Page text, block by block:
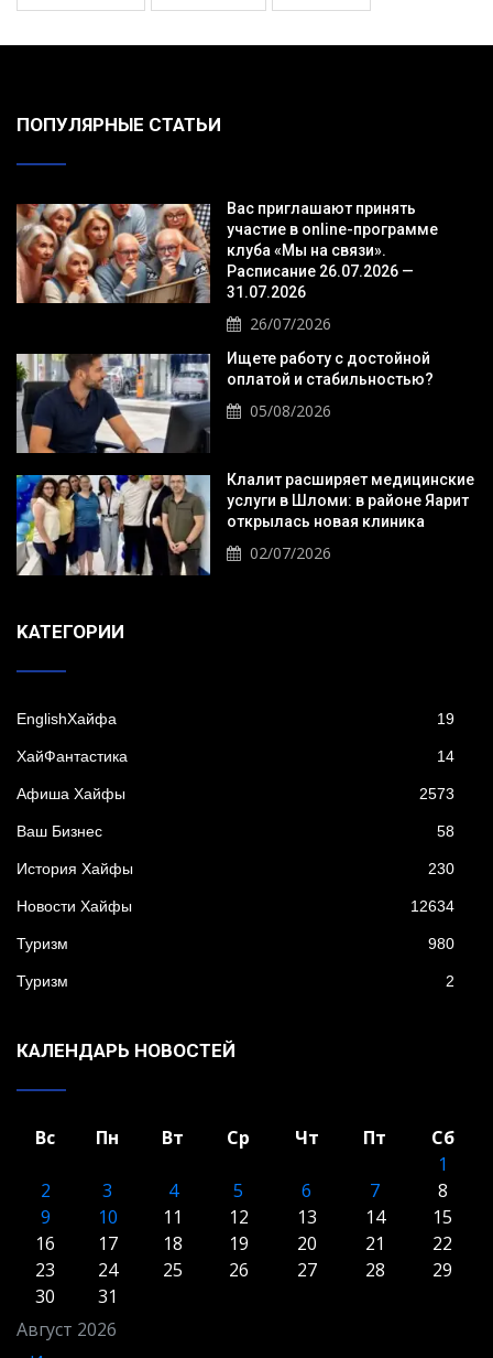
ПОПУЛЯРНЫЕ СТАТЬИ
Вас приглашают принять
участие в online-программе
клуба «Мы на связи».
Расписание 26.07.2026 —
31.07.2026
26/07/2026
Ищете работу с достойной
оплатой и стабильностью?
05/08/2026
Клалит расширяет медицинские
услуги в Шломи: в районе Яарит
открылась новая клиника
02/07/2026
KАТЕГОРИИ
EnglishХайфа 19
XайФантастика 14
Афиша Хайфы 2573
Ваш Бизнес 58
История Хайфы 230
Новости Хайфы 12634
Туризм 980
Туризм 2
КАЛЕНДАРЬ НОВОСТЕЙ
Август 2026
Вс Пн Вт Ср Чт Пт
Сб
1
2
3 4 5 6 7
8
9
10 11 12 13 14
15
16
17 18 19 20 21
22
23
24 25 26 27 28
29
30
31